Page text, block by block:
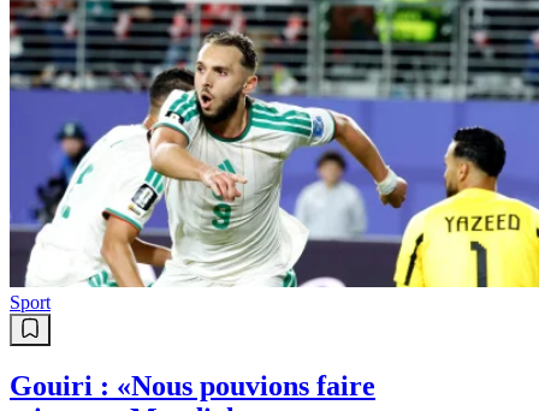
Sport
Gouiri : «Nous pouvions faire